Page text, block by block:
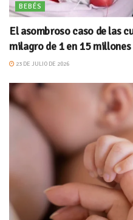
BEBÉS
El asombroso caso de las
milagro de 1 en 15
23 DE JULIO DE 2026